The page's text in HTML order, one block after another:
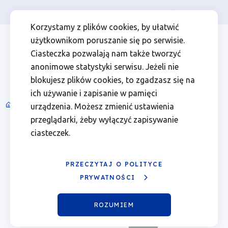
Korzystamy z plików cookies, by ułatwić
użytkownikom poruszanie się po serwisie.
Ciasteczka pozwalają nam także tworzyć
anonimowe statystyki serwisu. Jeżeli nie
blokujesz plików cookies, to zgadzasz się na
ich używanie i zapisanie w pamięci
urządzenia. Możesz zmienić ustawienia
przeglądarki, żeby wyłączyć zapisywanie
ciasteczek.
PRZECZYTAJ O POLITYCE
PRYWATNOŚCI
ROZUMIEM
Kalendarz
wydarzeń
07.10.2025
Europejskie
Wielkopolski
Przejdź
głównej
nawigacji
Przejdź
wyszukiwarki
Przejdź
zawartości
strony
Przejdź
stopki
Menu
Header
Top
Osoba prywatna Firma
Menu
top
left
Ścieżka
nawigacyjna
Spotkania informacyjne i wydarzenia
Śr. Czw. Pt.
01
04 05 06
Pokaż
07Sierpień
08